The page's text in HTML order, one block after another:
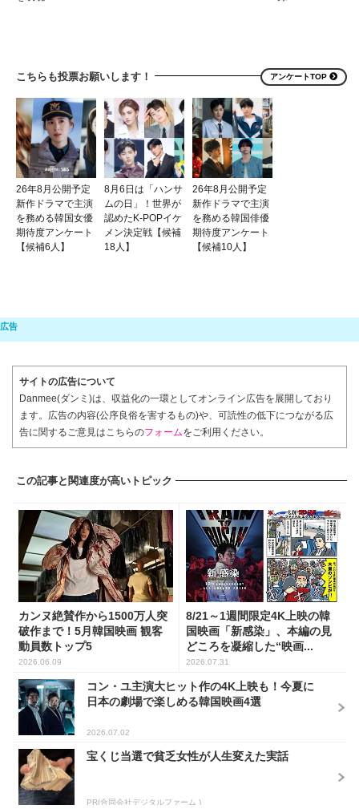
こちらも投票お願いします！ アンケートTOP
26年8月公開予定
新作ドラマで主演
を務める韓国女優
期待度アンケート
【候補6人】
8月6日は「ハンサ
ムの日」！世界が
認めたK-POPイケ
メン決定戦【候補
18人】
26年8月公開予定
新作ドラマで主演
を務める韓国俳優
期待度アンケート
【候補10人】
サイトの広告について
Danmee(ダンミ)は、収益化の一環としてオンライン広告を展開しており
ます。広告の内容(公序良俗を害するもの)や、可読性の低下につながる広
告に関するご意見はこちらのフォームをご利用ください。
この記事と関連度が高いトピック
カンヌ絶賛作から1500万人突
破作まで！5月韓国映画 観客
動員数トップ5
2026.06.09
8/21～1週間限定4K上映の韓
国映画「新感染」、本編の見
どころを凝縮した“映画...
2026.07.31
コン・ユ主演大ヒット作の4K上映も！今夏に
日本の劇場で楽しめる韓国映画4選
2026.07.02
宝くじ当選で貧乏女性が人生変えた実話
PR(合同会社デジタルファーム )